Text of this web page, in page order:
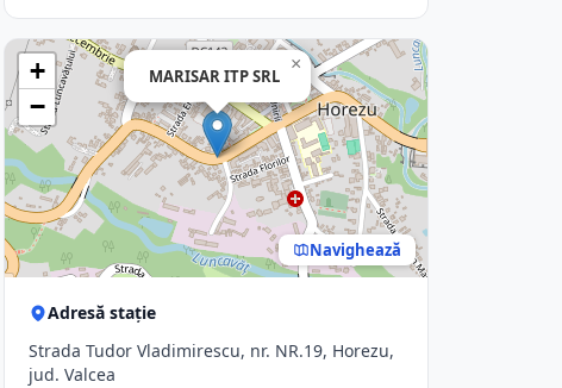
MARISAR ITP SRL
×
+
−
Navighează
Adresă stație
Strada Tudor Vladimirescu, nr. NR.19, Horezu,
jud. Valcea